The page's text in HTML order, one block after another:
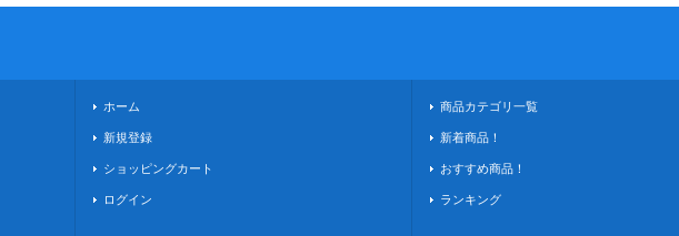
ホーム
新規登録
ショッピングカート
ログイン
商品カテゴリ一覧
新着商品！
おすすめ商品！
ランキング